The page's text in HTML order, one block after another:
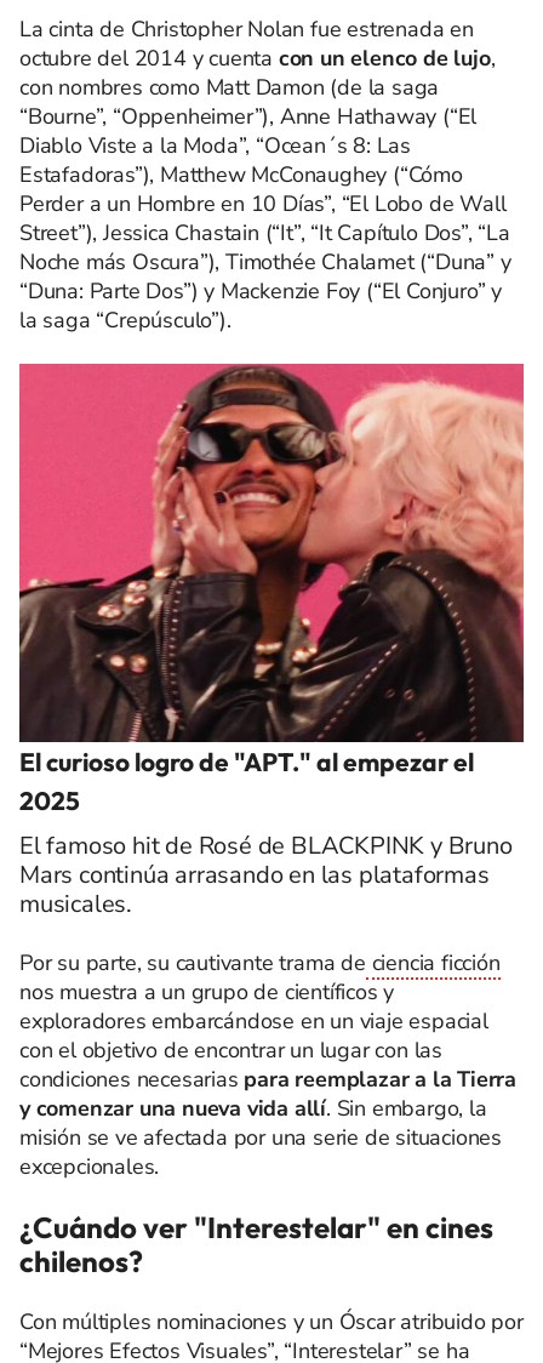
La cinta de Christopher Nolan fue estrenada en
octubre del 2014 y cuenta con un elenco de lujo,
con nombres como Matt Damon (de la saga
“Bourne”, “Oppenheimer”), Anne Hathaway (“El
Diablo Viste a la Moda”, “Ocean´s 8: Las
Estafadoras”), Matthew McConaughey (“Cómo
Perder a un Hombre en 10 Días”, “El Lobo de Wall
Street”), Jessica Chastain (“It”, “It Capítulo Dos”, “La
Noche más Oscura”), Timothée Chalamet (“Duna” y
“Duna: Parte Dos”) y Mackenzie Foy (“El Conjuro” y
la saga “Crepúsculo”).
El curioso logro de "APT." al empezar el
2025
El famoso hit de Rosé de BLACKPINK y Bruno
Mars continúa arrasando en las plataformas
musicales.
Por su parte, su cautivante trama de ciencia ficción
nos muestra a un grupo de científicos y
exploradores embarcándose en un viaje espacial
con el objetivo de encontrar un lugar con las
condiciones necesarias para reemplazar a la Tierra
y comenzar una nueva vida allí. Sin embargo, la
misión se ve afectada por una serie de situaciones
excepcionales.
¿Cuándo ver "Interestelar" en cines
chilenos?
Con múltiples nominaciones y un Óscar atribuido por
“Mejores Efectos Visuales”, “Interestelar” se ha